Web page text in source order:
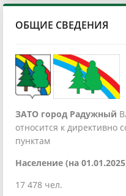
ОБЩИЕ СВЕДЕНИЯ
ЗАТО город Радужный
относится к директивно
пунктам
Население (на
17 478 чел.